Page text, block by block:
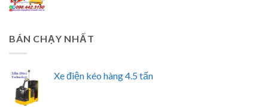
BÁN CHẠY NHẤT
Xe điện kéo hàng 4.5 tấn